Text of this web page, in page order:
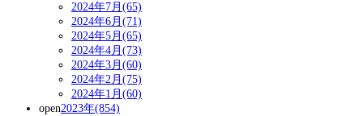
2024年7月(65)
2024年6月(71)
2024年5月(65)
2024年4月(73)
2024年3月(60)
2024年2月(75)
2024年1月(60)
open2023年(854)